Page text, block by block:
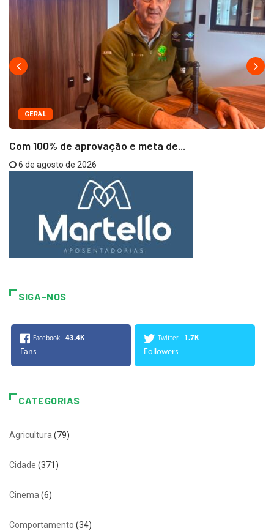
GERAL
Com 100% de aprovação e meta de...
6 de agosto de 2026
SIGA-NOS
Facebook 43.4K
Fans
Twitter 1.7K
Followers
CATEGORIAS
Agricultura(79)
Cidade (371)
Cinema(6)
Comportamento (34)